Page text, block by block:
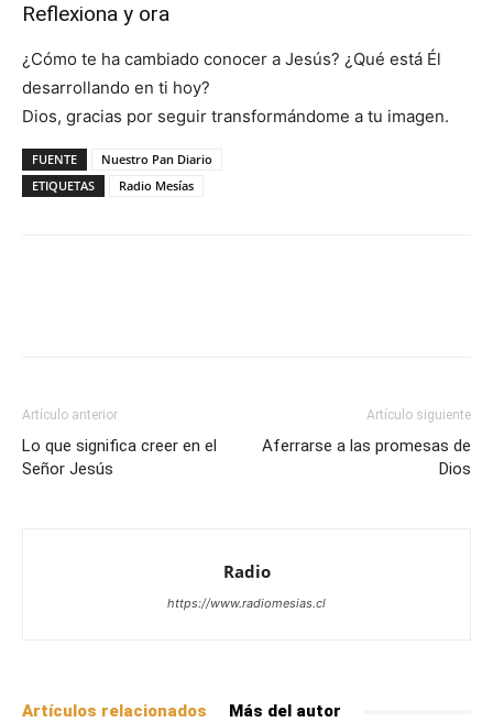
Reflexiona y ora
¿Cómo te ha cambiado conocer a Jesús? ¿Qué está Él
desarrollando en ti hoy?
Dios, gracias por seguir transformándome a tu imagen.
FUENTE
Nuestro Pan Diario
ETIQUETAS
Radio Mesías
Artículo anterior
Lo que significa creer en el
Señor Jesús
Artículo siguiente
Aferrarse a las promesas de
Dios
Radio
https://www.radiomesias.cl
Artículos relacionados Más del autor